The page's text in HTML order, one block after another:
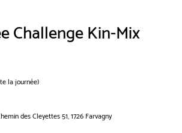
Challenge Kin-Mix
la journée)
des Cleyettes 51, 1726 Farvagny